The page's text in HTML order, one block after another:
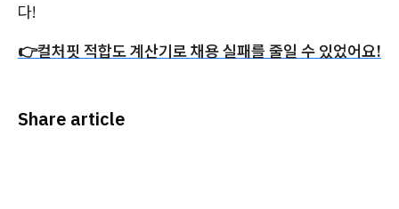
다!
👉컬처핏 적합도 계산기로 채용 실패를 줄일 수 있었어요!
Share article